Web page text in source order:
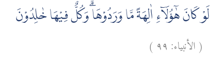
لَوْ كَانَ هٰٓؤُلَاۤءِ اٰلِهَةً مَّا وَرَدُوْهَاۗ وَكُلٌّ فِيْهَا خٰلِدُوْنَ
(الأنبياء:٩٩)